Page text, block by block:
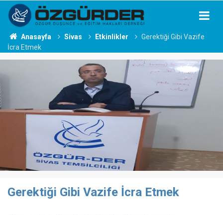
Anasayfa Sivas Etkinlikler
Gerektiği Gibi Vazife
İcra Etmek
Gerektiği Gibi Vazife İcra Etmek